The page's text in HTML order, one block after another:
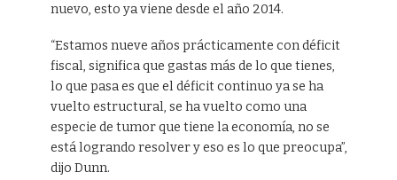
nuevo, esto ya viene desde el año 2014.
“Estamos nueve años prácticamente con déficit
fiscal, significa que gastas más de lo que tienes,
lo que pasa es que el déficit continuo ya se ha
vuelto estructural, se ha vuelto como una
especie de tumor que tiene la economía, no se
está logrando resolver y eso es lo que preocupa”,
dijo Dunn.